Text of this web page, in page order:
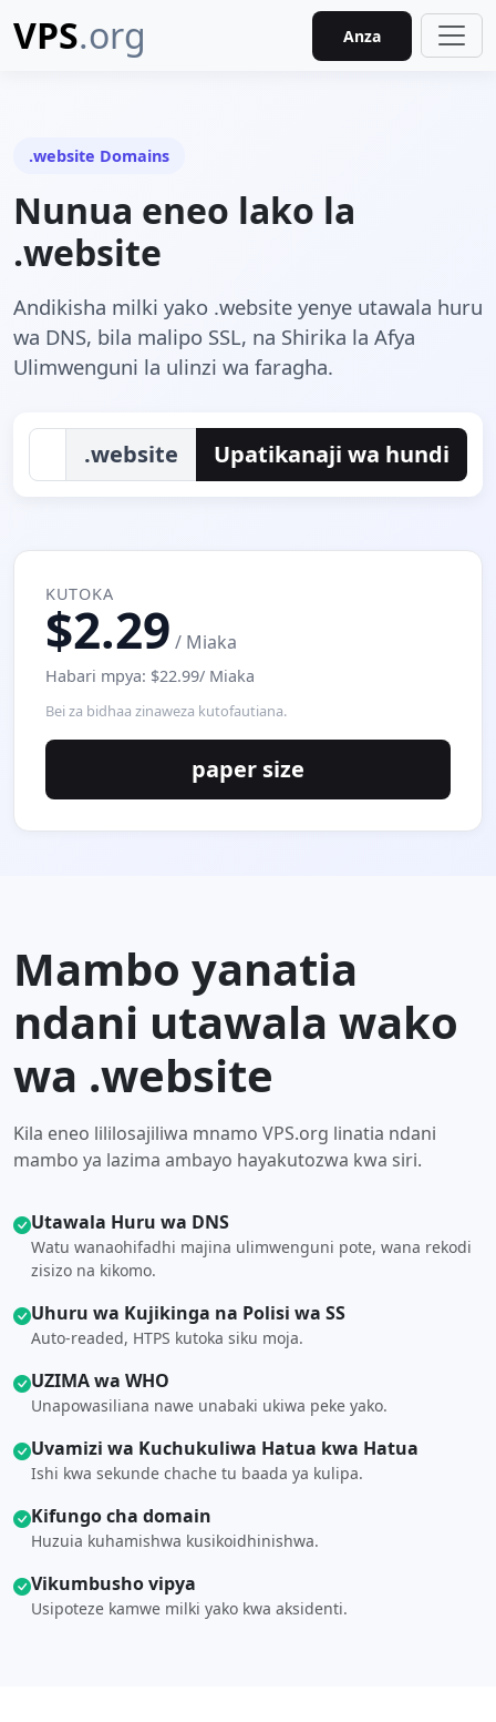
VPS.org Anza
.website Domains
Nunua eneo lako la
.website
Andikisha milki yako .website yenye utawala huru
wa DNS, bila malipo SSL, na Shirika la Afya
Ulimwenguni la ulinzi wa faragha.
.website Upatikanaji wa hundi
KUTOKA
$2.29 / Miaka
Habari mpya: $22.99/ Miaka
Bei za bidhaa zinaweza kutofautiana.
paper size
Mambo yanatia
ndani utawala wako
wa .website
Kila eneo lililosajiliwa mnamo VPS.org linatia ndani
mambo ya lazima ambayo hayakutozwa kwa siri.
Utawala Huru wa DNS
Watu wanaohifadhi majina ulimwenguni pote, wana rekodi
zisizo na kikomo.
Uhuru wa Kujikinga na Polisi wa SS
Auto-readed, HTPS kutoka siku moja.
UZIMA wa WHO
Unapowasiliana nawe unabaki ukiwa peke yako.
Uvamizi wa Kuchukuliwa Hatua kwa Hatua
Ishi kwa sekunde chache tu baada ya kulipa.
Kifungo cha domain
Huzuia kuhamishwa kusikoidhinishwa.
Vikumbusho vipya
Usipoteze kamwe milki yako kwa aksidenti.